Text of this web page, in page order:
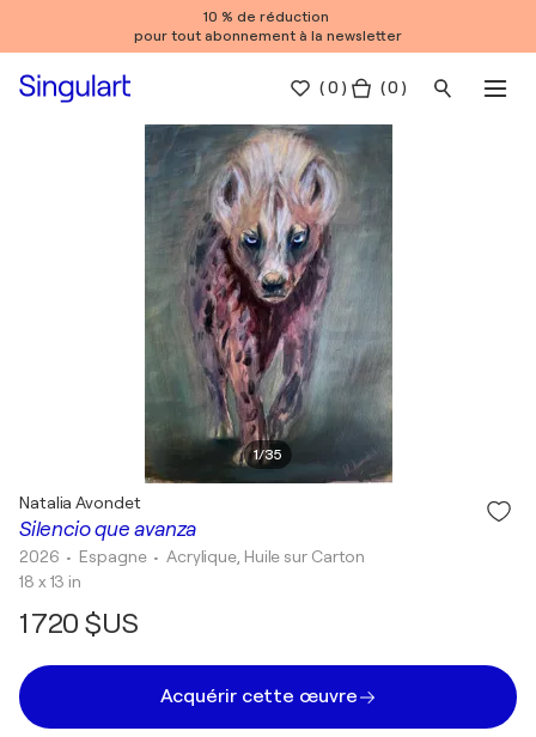
10 % de réduction
pour tout abonnement à la newsletter
(0 ) ( 0 )
1/35
Silencio que avanza
Natalia Avondet
2026 • Espagne • Acrylique, Huile sur Carton
18 x 13 in
1 720 $US
Acquérir cette œuvre